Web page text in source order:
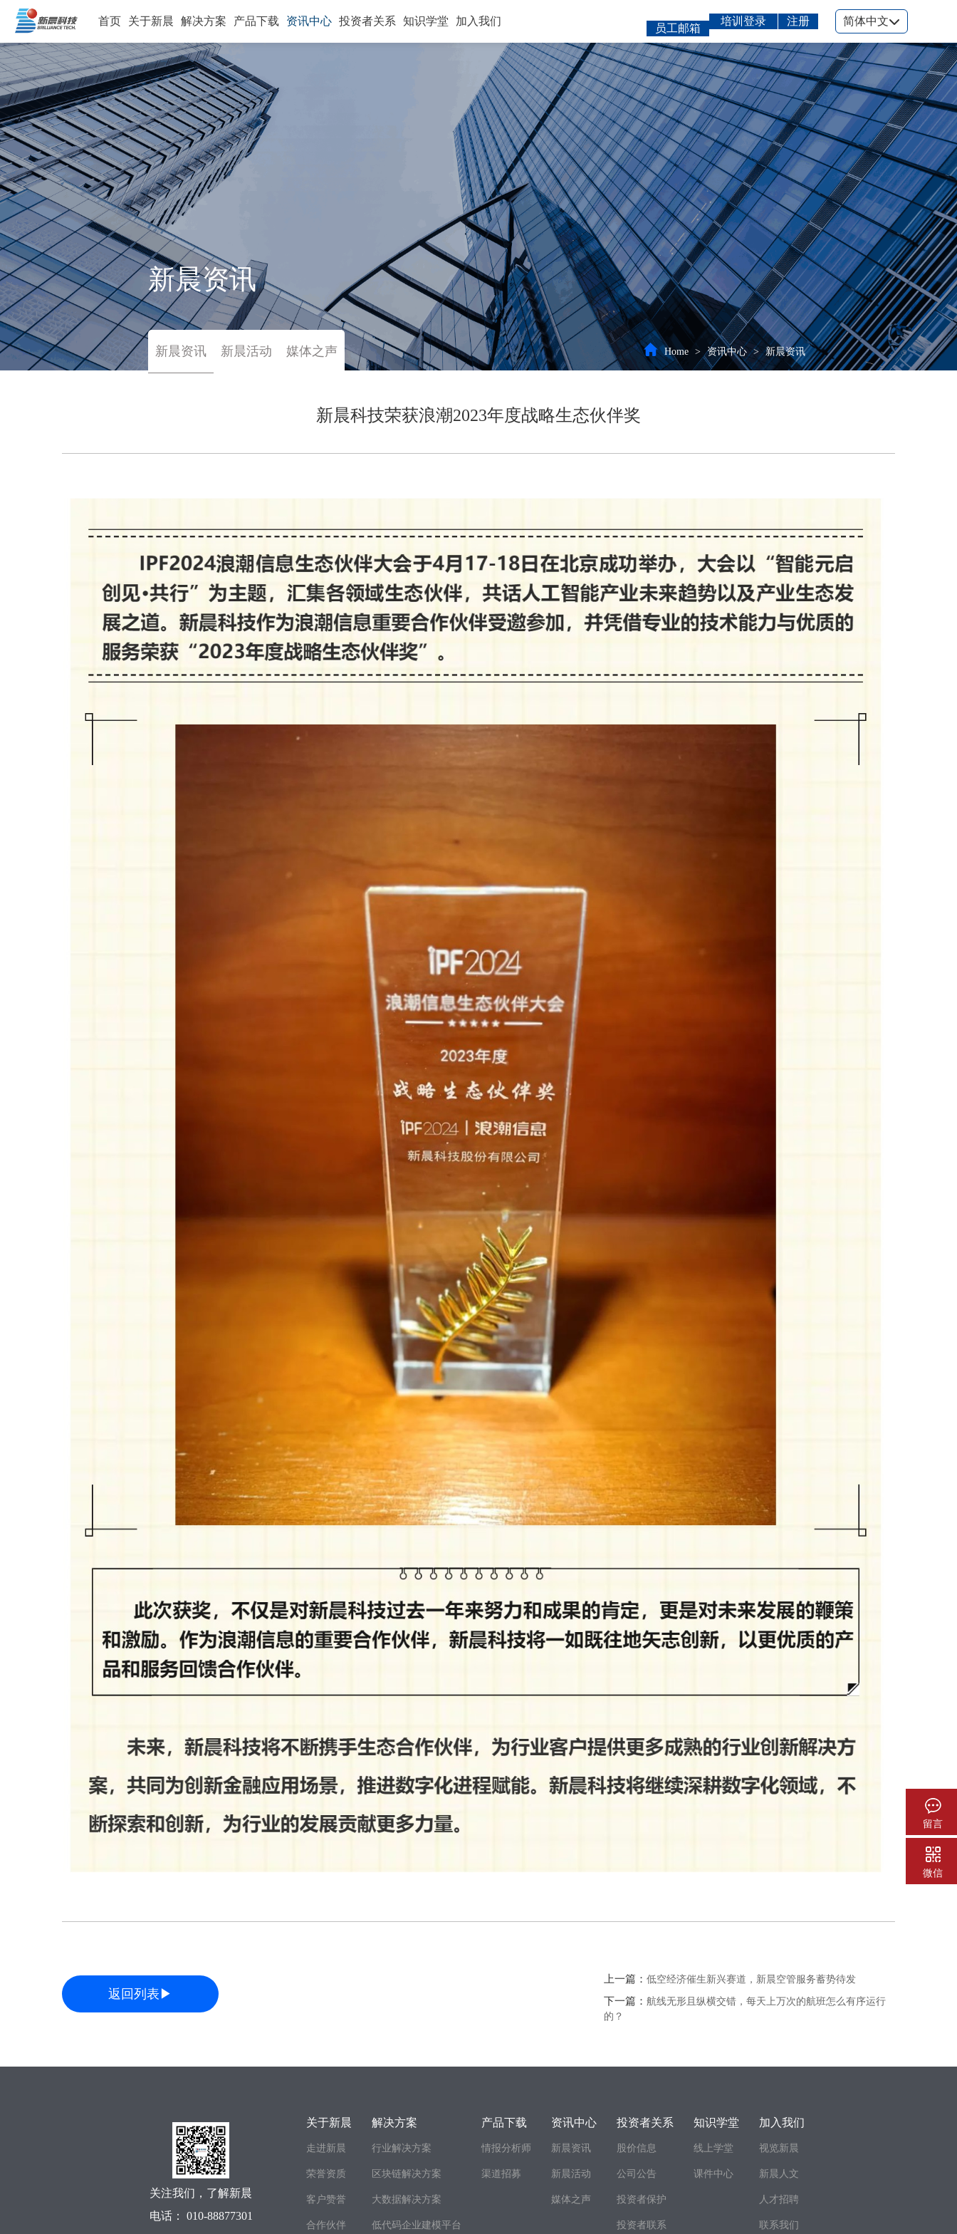
首页 关于新晨 解决方案 产品下载 资讯中心 投资者关系 知识学堂 加入我们
员工邮箱
培训登录 注册 简体中文
新晨资讯
新晨资讯 新晨活动 媒体之声 Home > 资讯中心 > 新晨资讯
新晨科技荣获浪潮2023年度战略生态伙伴奖
返回列表▶
上一篇： 低空经济催生新兴赛道，新晨空管服务蓄势待发
下一篇： 航线无形且纵横交错，每天上万次的航班怎么有序运行
的？
关注我们，了解新晨
电话： 010-88877301
关于新晨
走进新晨
荣誉资质
客户赞誉
合作伙伴
解决方案
行业解决方案
区块链解决方案
大数据解决方案
低代码企业建模平台
产品下载
情报分析师
渠道招募
资讯中心
新晨资讯
新晨活动
媒体之声
投资者关系
股价信息
公司公告
投资者保护
投资者联系
知识学堂
线上学堂
课件中心
加入我们
视览新晨
新晨人文
人才招聘
联系我们
留言
微信